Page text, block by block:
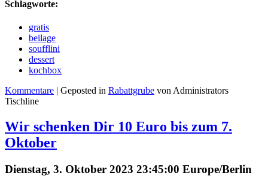
Schlagworte:
gratis
beilage
soufflini
dessert
kochbox
Kommentare | Geposted in Rabattgrube von Administrators
Tischline
Wir schenken Dir 10 Euro bis zum 7.
Oktober
Dienstag, 3. Oktober 2023 23:45:00 Europe/Berlin